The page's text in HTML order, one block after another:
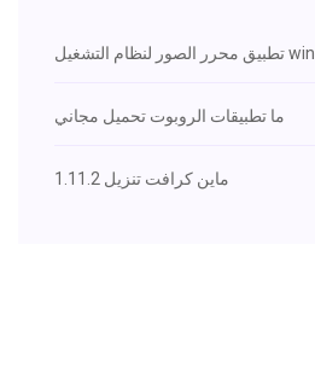
ما تطبيقات الروبوت تحميل مجاني
1.11.2 ماين كرافت تنزيل